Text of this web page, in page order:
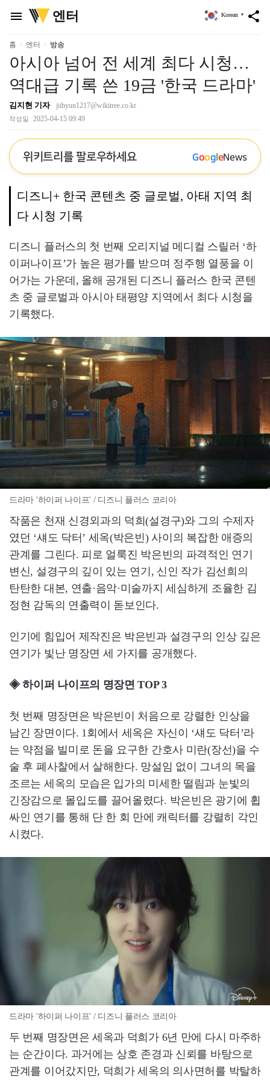
menu
위
키
리
엔터 share
Korean ▼
홈 엔터 방송
아시아 넘어 전 세계 최다 시청…
역대급 기록 쓴 19금 '한국 드라마'
김지현 기자 jiihyun1217@wikitree.co.kr
작성일 2025-04-15 09:49
위키트리를 팔로우하세요 GoogleNews
디즈니+ 한국 콘텐츠 중 글로벌, 아태 지역 최
다 시청 기록
디즈니 플러스의 첫 번째 오리지널 메디컬 스릴러 ‘하
이퍼나이프’가 높은 평가를 받으며 정주행 열풍을 이
어가는 가운데, 올해 공개된 디즈니 플러스 한국 콘텐
츠 중 글로벌과 아시아 태평양 지역에서 최다 시청을
기록했다.
드라마 '하이퍼 나이프' / 디즈니 플러스 코리아
작품은 천재 신경외과의 덕희(설경구)와 그의 수제자
였던 ‘섀도 닥터’ 세옥(박은빈) 사이의 복잡한 애증의
관계를 그린다. 피로 얼룩진 박은빈의 파격적인 연기
변신, 설경구의 깊이 있는 연기, 신인 작가 김선희의
탄탄한 대본, 연출·음악·미술까지 세심하게 조율한 김
정현 감독의 연출력이 돋보인다.
인기에 힘입어 제작진은 박은빈과 설경구의 인상 깊은
연기가 빛난 명장면 세 가지를 공개했다.
◈ 하이퍼 나이프의 명장면 TOP 3
첫 번째 명장면은 박은빈이 처음으로 강렬한 인상을
남긴 장면이다. 1회에서 세옥은 자신이 ‘섀도 닥터’라
는 약점을 빌미로 돈을 요구한 간호사 미란(장선)을 수
술 후 폐사찰에서 살해한다. 망설임 없이 그녀의 목을
조르는 세옥의 모습은 입가의 미세한 떨림과 눈빛의
긴장감으로 몰입도를 끌어올렸다. 박은빈은 광기에 휩
싸인 연기를 통해 단 한 회 만에 캐릭터를 강렬히 각인
시켰다.
드라마 '하이퍼 나이프' / 디즈니 플러스 코리아
두 번째 명장면은 세옥과 덕희가 6년 만에 다시 마주하
는 순간이다. 과거에는 상호 존경과 신뢰를 바탕으로
관계를 이어갔지만, 덕희가 세옥의 의사면허를 박탈하